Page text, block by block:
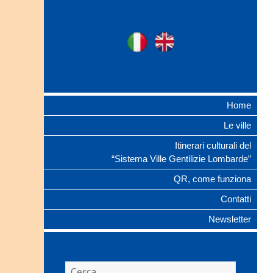
Ville Gentilizie
Ita
Home
Le ville
Itinerari culturali del
“Sistema Ville Gentilizie Lombarde”
QR, come funziona
Contatti
Newsletter
Ricerca